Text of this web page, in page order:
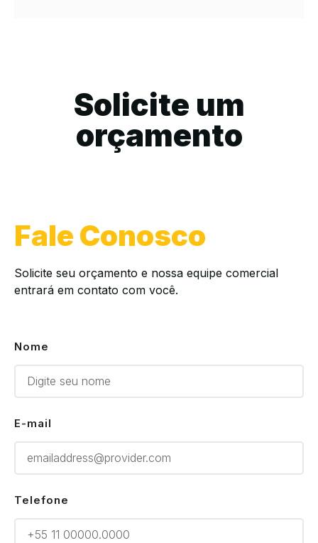
Solicite um
orçamento
Fale Conosco
Solicite seu orçamento e nossa equipe comercial
entrará em contato com você.
Nome
E-mail
Telefone